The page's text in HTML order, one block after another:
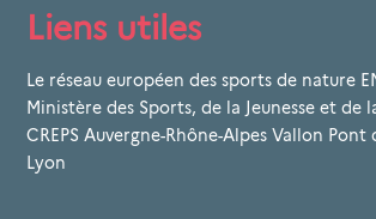
Liens utiles
Le réseau européen des sports de nature
Ministère des Sports, de la Jeunesse et de
CREPS Auvergne-Rhône-Alpes Vallon Pont
Lyon